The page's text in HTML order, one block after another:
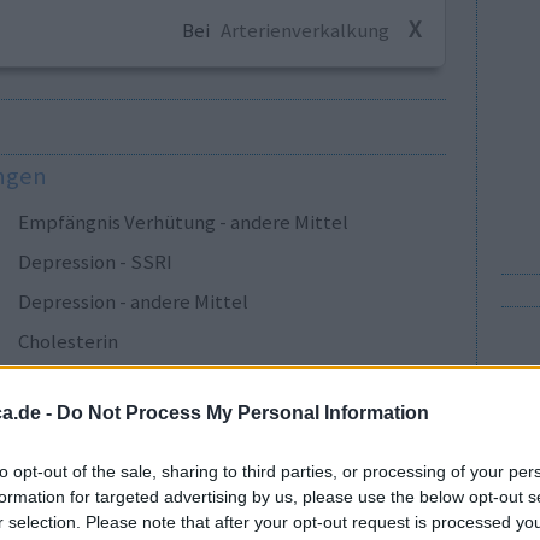
- Do Not Process My Personal Information
opt-out of the sale, sharing to third parties, or processing of your
for targeted advertising by us, please use the below opt-out
selection. Please note that after your opt-out request is processed
Bei Arterienverkalkung X
Empfängnis Verhütung - andere Mittel
Depression - SSRI
Depression - andere Mittel
Cholesterin
Sucht
Depression - SSRI
Epilepsie